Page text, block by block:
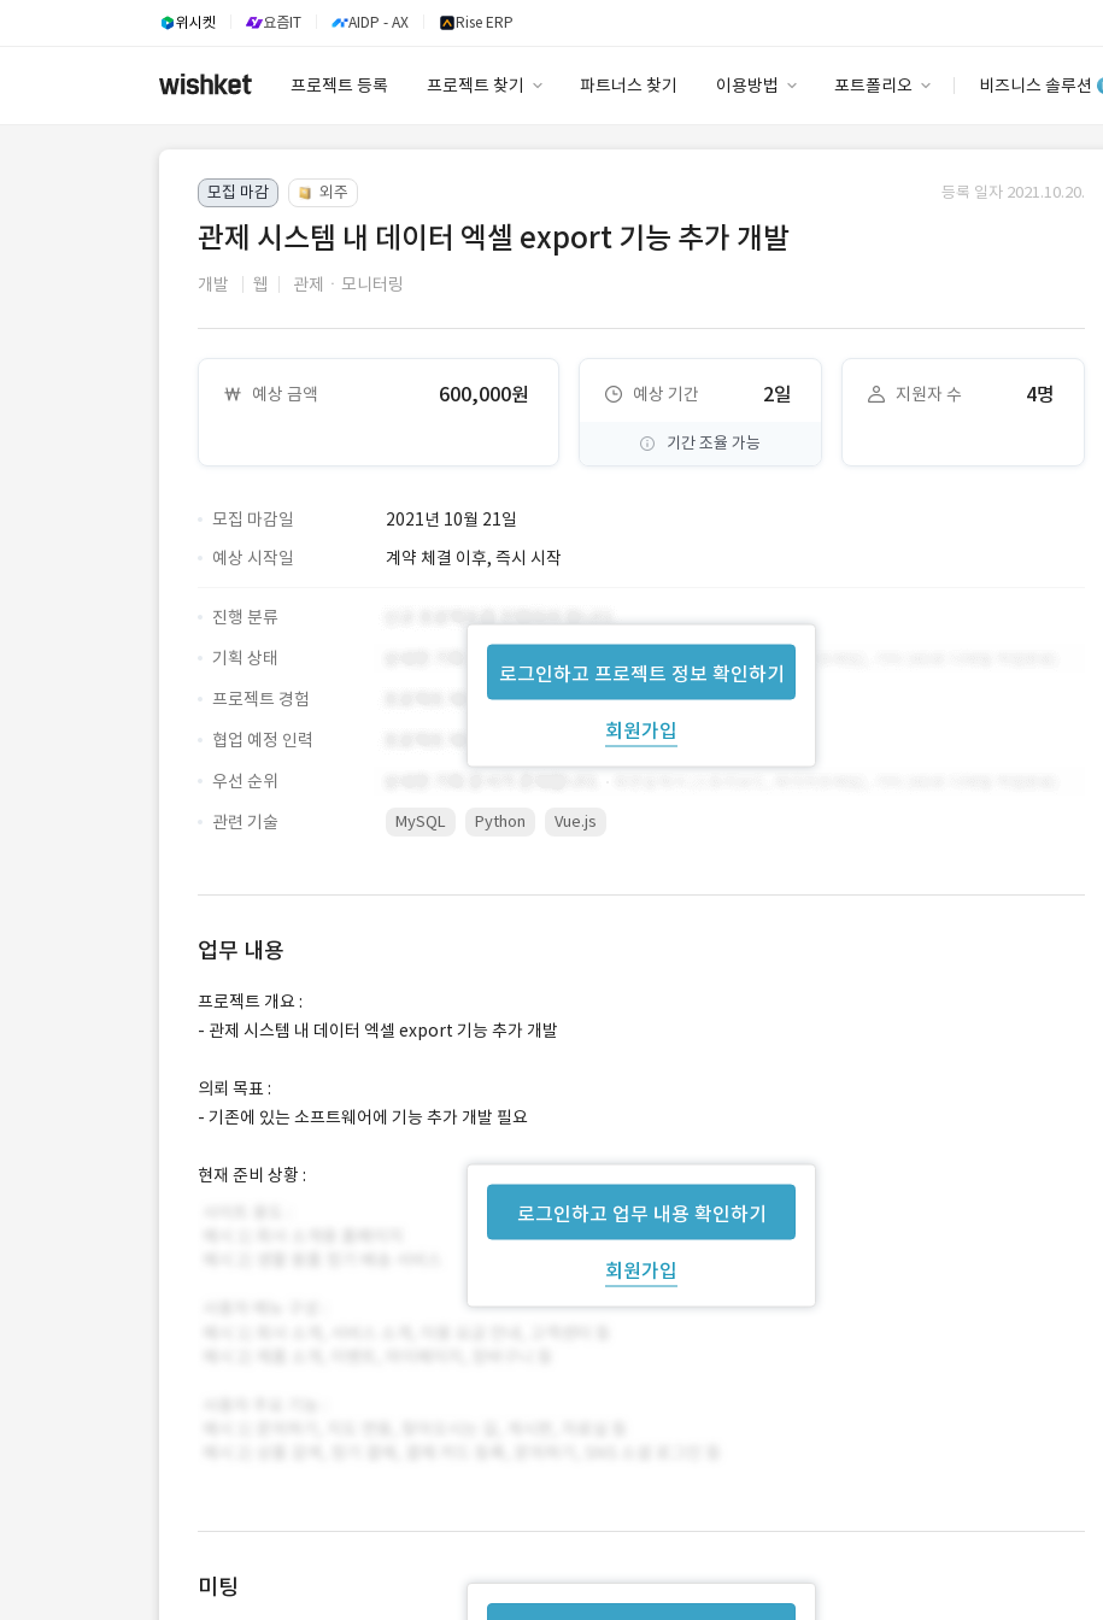
위시켓 요즘IT AIDP - AX Rise ERP
프로젝트 등록 프로젝트 찾기 파트너스 찾기 이용방법 포트폴리오 비즈니스 솔루션
이용요금
고객센터
안심 코드 케어
모집 마감 외주 등록 일자 2021.10.20.
관제 시스템 내 데이터 엑셀 export 기능 추가 개발
개발 웹 관제ㆍ모니터링
예상 금액 600,000원 예상 기간 2일
기간 조율 가능
지원자 수 4명
모집 마감일 2021년 10월 21일
로그인하고 프로젝트 정보 확인하기
회원가입
예상 시작일 계약 체결 이후, 즉시 시작
진행 분류
기획 상태
프로젝트 경험
협업 예정 인력
우선 순위
관련 기술
MySQL Python Vue.js
업무 내용
로그인하고 업무 내용 확인하기
회원가입
프로젝트 개요 :
- 관제 시스템 내 데이터 엑셀 export 기능 추가 개발
의뢰 목표 :
- 기존에 있는 소프트웨어에 기능 추가 개발 필요
현재 준비 상황 :
미팅